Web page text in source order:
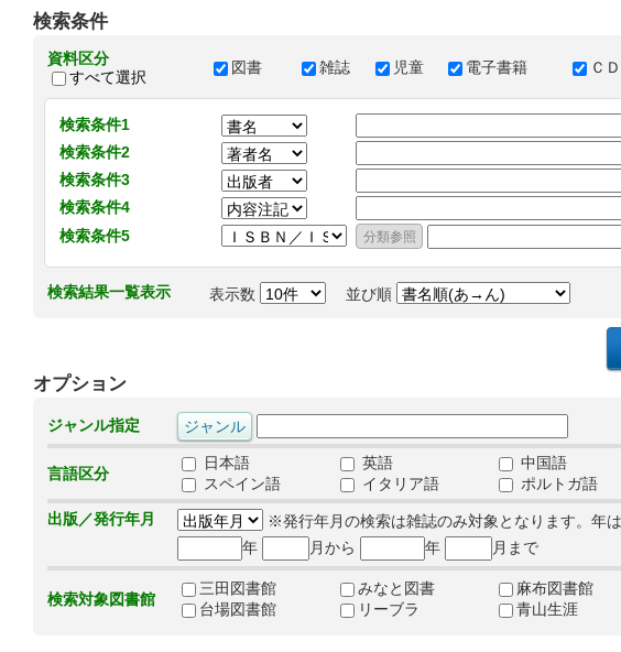
検索条件
資料区分
すべて選択
図書 雑誌 児童 電子書籍 Ｃ
検索条件1
検索条件2
検索条件3
検索条件4
検索条件5
検索結果一覧表示 表示数 並び順
オプション
ジャンル指定
言語区分
日本語 英語 中国語
スペイン語
イタリア語 ポルトガ語
出版／発行年月
※発行年月の検索は雑誌のみ対象となります。年
年
月から 年 月まで
検索対象図書館
三田図書館 みなと図書 麻布図書館
台場図書館
リーブラ 青山生涯